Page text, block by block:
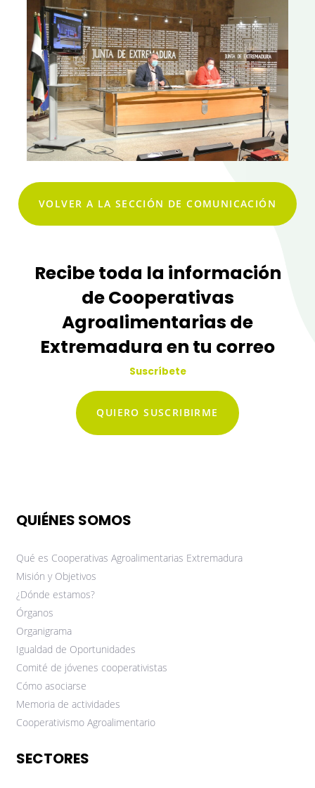
VOLVER A LA SECCIÓN DE COMUNICACIÓN
Recibe toda la información
de Cooperativas
Agroalimentarias de
Extremadura en tu correo
Suscríbete
QUIERO SUSCRIBIRME
QUIÉNES SOMOS
Qué es Cooperativas Agroalimentarias Extremadura
Misión y Objetivos
¿Dónde estamos?
Órganos
Organigrama
Igualdad de Oportunidades
Comité de jóvenes cooperativistas
Cómo asociarse
Memoria de actividades
Cooperativismo Agroalimentario
SECTORES